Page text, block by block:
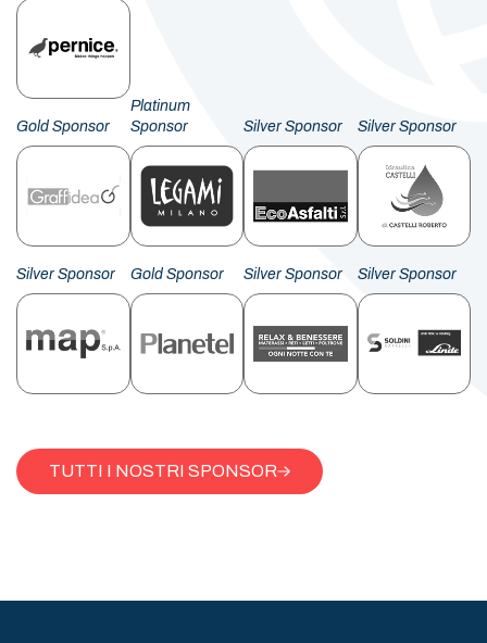
Gold Sponsor
Platinum
Sponsor
Silver Sponsor Silver Sponsor
Silver Sponsor Gold Sponsor Silver Sponsor Silver Sponsor
TUTTI I NOSTRI SPONSOR